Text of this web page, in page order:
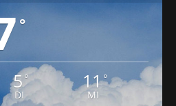
°
5°
DI
11°
MI